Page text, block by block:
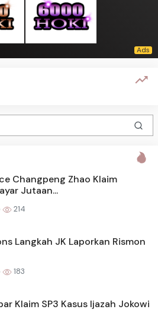
Changpeng Zhao Klaim
Jutaan...
214
Langkah JK Laporkan Rismon
183
Klaim SP3 Kasus Ijazah Jokowi